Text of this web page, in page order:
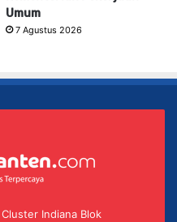
Umum
7 Agustus 2026
Indiana Blok